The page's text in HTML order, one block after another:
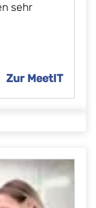
sehr
Zur MeetIT